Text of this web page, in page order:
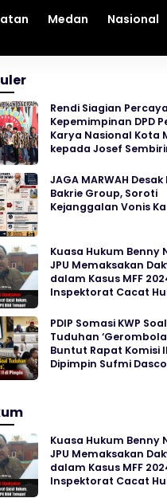
Medan Nasional
Rendi Siagian
Kepemimpinan DPD
Karya Nasional Kota
kepada Josef
JAGA MARWAH
Bakrie Group, Soroti
Kejanggalan Vonis
Kuasa Hukum Benny
JPU Memaksakan
dalam Kasus MFF
Inspektorat Cacat
PDIP Somasi KWP Soal
Tuduhan
Buntut Rapat Komisi II
Dipimpin Sufmi
Kuasa Hukum Benny
JPU Memaksakan
dalam Kasus MFF
Inspektorat Cacat